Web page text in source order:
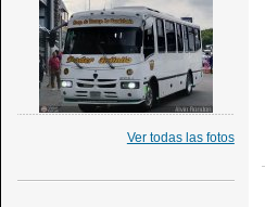
Ver todas las fotos